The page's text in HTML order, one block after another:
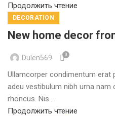
Продолжить чтение
DECORATION
New home decor
Dulen569 0
Ullamcorper condimentum erat
adeu vestibulum nibh urna
rhoncus. Nis...
Продолжить чтение